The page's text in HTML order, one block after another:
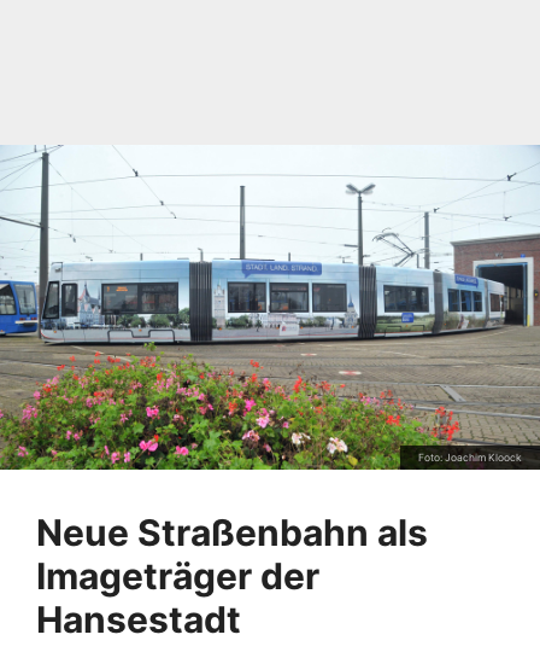
Foto: Joachim Kloock
Neue Straßenbahn als
Imageträger der
Hansestadt